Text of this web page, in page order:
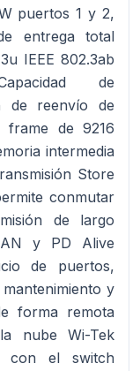
puertos 1 y 2,
entrega total
IEEE 802.3ab
de
de reenvío de
frame de 9216
intermedia
Store
conmutar
de largo
y PD Alive
de puertos,
y
forma remota
nube Wi-Tek
con el switch